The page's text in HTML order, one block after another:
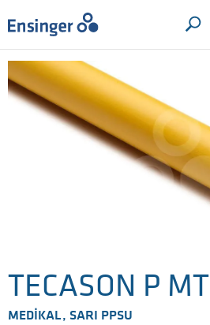
TALEBİNİZ
Anasayfa
TECASON P
MEDIKAL, SARI PPSU